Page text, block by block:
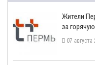
​Жители
за
07